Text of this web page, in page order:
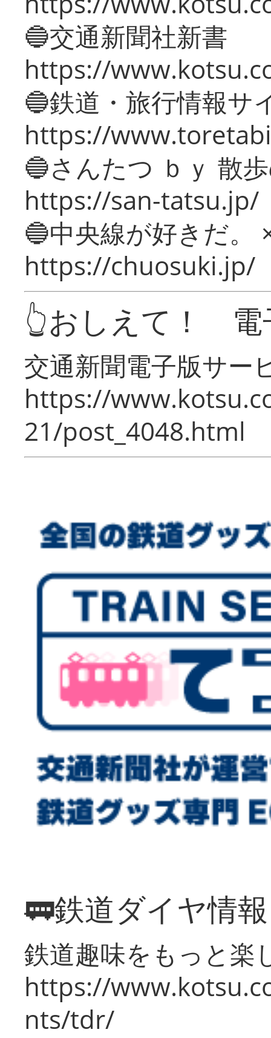
🔵交通新聞社新書
https://
🔵鉄道・旅行情報サ
https://
🔵さんたつ ｂｙ 散
https://san-tatsu.jp/
🔵中央線が好きだ。
https://chuosuki.jp/
👆おしえて！ 電
交通新聞電子版サー
https://
21/post_4048.html
🚃鉄道ダイヤ情
鉄道趣味をもっと楽
https://
nts/tdr/